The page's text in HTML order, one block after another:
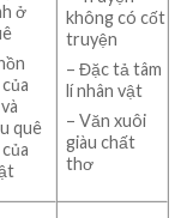
ở
quê
không có cốt
truyện
– Đặc tả tâm
lí nhân vật
– Văn xuôi
giàu chất
thơ